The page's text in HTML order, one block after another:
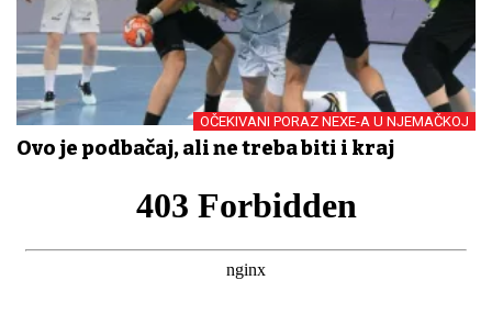
OČEKIVANI PORAZ NEXE-A U NJEMAČKOJ
Ovo je podbačaj, ali ne treba biti i kraj